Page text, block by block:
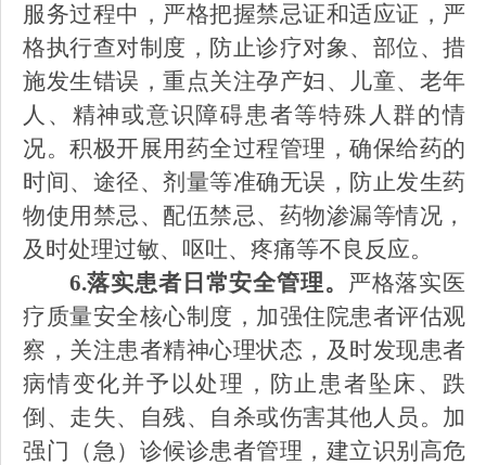
服务过程中，严格把握禁忌证和适应证，严
格执行查对制度，防止诊疗对象、部位、措
施发生错误，重点关注孕产妇、儿童、老年
人、精神或意识障碍患者等特殊人群的情
况。积极开展用药全过程管理，确保给药的
时间、途径、剂量等准确无误，防止发生药
物使用禁忌、配伍禁忌、药物渗漏等情况，
及时处理过敏、呕吐、疼痛等不良反应。
6.落实患者日常安全管理。 严格落实医
疗质量安全核心制度，加强住院患者评估观
察，关注患者精神心理状态，及时发现患者
病情变化并予以处理，防止患者坠床、跌
倒、走失、自残、自杀或伤害其他人员。加
强门（急）诊候诊患者管理，建立识别高危